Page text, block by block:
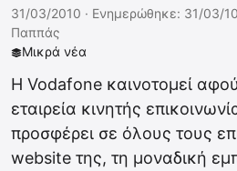
Μικρά νέα
31/03/2010 · Ενημερώθηκε: 31/03/10
Παππάς
Η Vodafone καινοτομεί
εταιρεία κινητής
προσφέρει σε όλους τους
website της, τη μοναδική